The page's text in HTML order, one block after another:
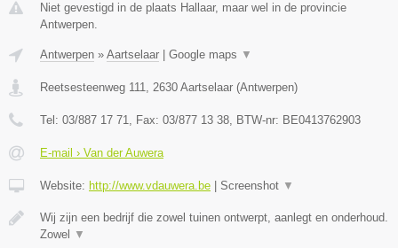
Niet gevestigd in de plaats Hallaar, maar wel in de provincie
Antwerpen.
Antwerpen » Aartselaar Google maps ▼
Reetsesteenweg 111, 2630 Aartselaar (Antwerpen)
Tel: 03/887 17 71, Fax: 03/877 13 38, BTW-nr: BE0413762903
E-mail › Van der Auwera
Website: http://www.vdauwera.be Screenshot ▼
Wij zijn een bedrijf die zowel tuinen ontwerpt, aanlegt en onderhoud.
Zowel
▼